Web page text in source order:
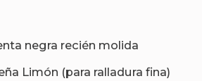
negra recién molida
Limón (para ralladura fina)